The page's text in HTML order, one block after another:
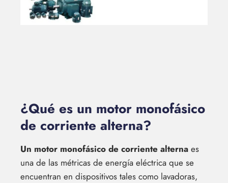
¿Qué es un motor monofásico
de corriente alterna?
Un motor monofásico de corriente alterna es
una de las métricas de energía eléctrica que se
encuentran en dispositivos tales como lavadoras,